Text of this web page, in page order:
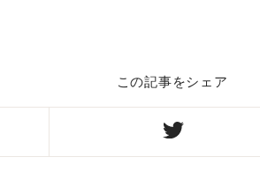
この記事をシェア